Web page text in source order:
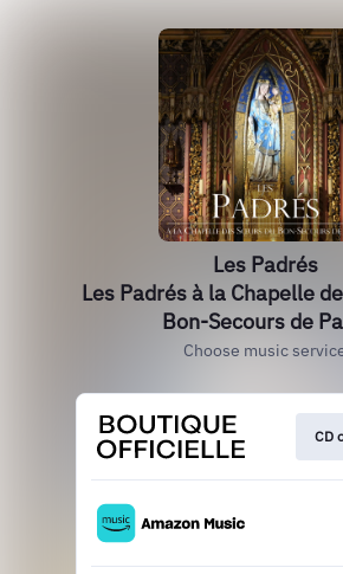
Les Padrés
Les Padrés à la Chapelle
Bon-Secours de
Choose music
CD